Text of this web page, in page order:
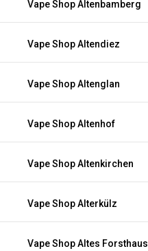
Vape Shop Altenbamberg
Vape Shop Altendiez
Vape Shop Altenglan
Vape Shop Altenhof
Vape Shop Altenkirchen
Vape Shop Alterkülz
Vape Shop Altes Forsthaus